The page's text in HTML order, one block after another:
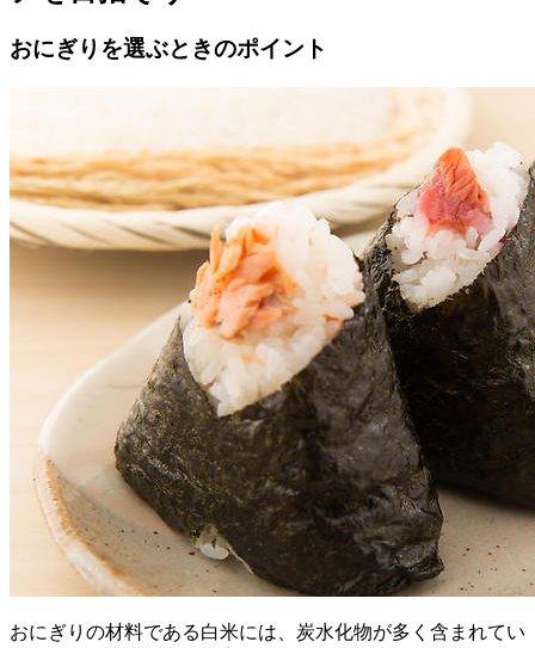
おにぎりを選ぶときのポイント
おにぎりの材料である白米には、炭水化物が多く含まれてい